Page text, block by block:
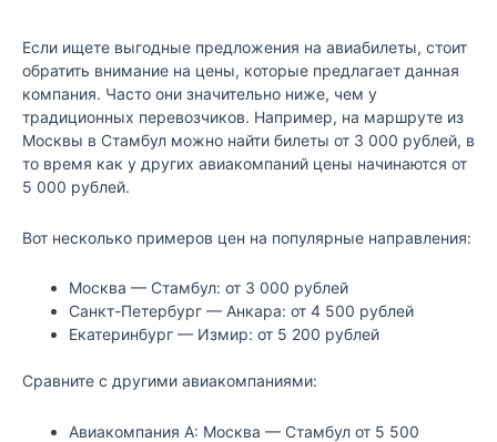
Если ищете выгодные предложения на авиабилеты, стоит
обратить внимание на цены, которые предлагает данная
компания. Часто они значительно ниже, чем у
традиционных перевозчиков. Например, на маршруте из
Москвы в Стамбул можно найти билеты от 3 000 рублей, в
то время как у других авиакомпаний цены начинаются от
5 000 рублей.
Вот несколько примеров цен на популярные направления:
Москва — Стамбул: от 3 000 рублей
Санкт-Петербург — Анкара: от 4 500 рублей
Екатеринбург — Измир: от 5 200 рублей
Сравните с другими авиакомпаниями:
Авиакомпания A: Москва — Стамбул от 5 500